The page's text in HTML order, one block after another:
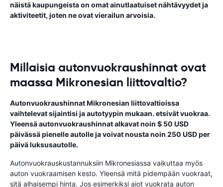
näistä kaupungeista on omat ainutlaatuiset nähtävyydet ja
aktiviteetit, joten ne ovat vierailun arvoisia.
Millaisia autonvuokraushinnat ovat
maassa Mikronesian liittovaltio?
Autonvuokraushinnat Mikronesian liittovaltioissa
vaihtelevat sijaintisi ja autotyypin mukaan. etsivät vuokraa.
Yleensä autonvuokraushinnat alkavat noin $ 50 USD
päivässä pienelle autolle ja voivat nousta noin 250 USD per
päivä luksusautolle.
Autonvuokrauskustannuksiin Mikronesiassa vaikuttaa myös
auton vuokraamisen kesto. Yleensä mitä pidempään vuokraat,
sitä alhaisempi hinta. Jos esimerkiksi aiot vuokrata auton